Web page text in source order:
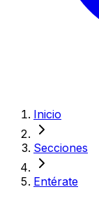
Inicio
Secciones
Entérate